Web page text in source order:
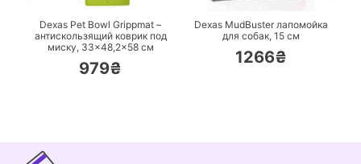
Dexas Pet Bowl Grippmat –
антискользящий коврик под
миску, 33×48,2×58 см
979₴
Dexas MudBuster лапомойка
для собак, 15 см
1266₴